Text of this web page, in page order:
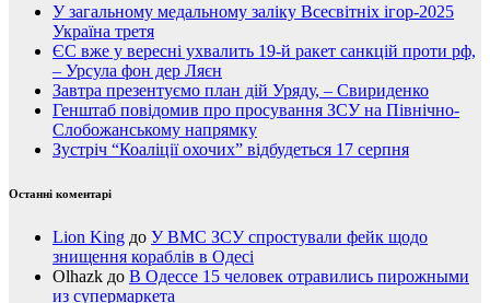
У загальному медальному заліку Всесвітніх ігор-2025
Україна третя
ЄС вже у вересні ухвалить 19-й ракет санкцій проти рф,
– Урсула фон дер Ляєн
Завтра презентуємо план дій Уряду, – Свириденко
Генштаб повідомив про просування ЗСУ на Північно-
Слобожанському напрямку
Зустріч “Коаліції охочих” відбудеться 17 серпня
Останні коментарі
Lion King до У ВМС ЗСУ спростували фейк щодо
знищення кораблів в Одесі
Olhazk до В Одессе 15 человек отравились пирожными
из супермаркета